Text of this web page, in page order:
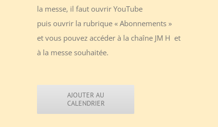
la messe, il faut ouvrir YouTube
puis ouvrir la rubrique « Abonnements »
et vous pouvez accéder à la chaîne JM H et
à la messe souhaitée.
AJOUTER AU
CALENDRIER